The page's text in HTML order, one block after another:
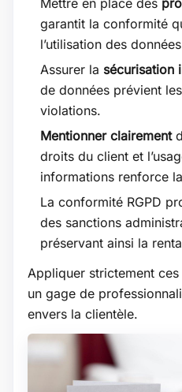
garantit la conformité
l’utilisation des
Assurer la sécurisation
de données prévient
violations.
Mentionner clairement
droits du client et
informations renforce
La conformité RGPD
des sanctions
préservant ainsi la
Appliquer strictement
un gage de
envers la clientèle.